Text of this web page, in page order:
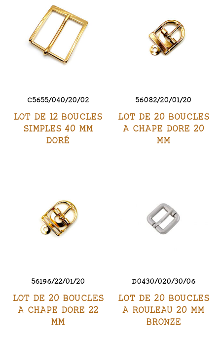
C5655/040/20/02
LOT DE 12 BOUCLES
SIMPLES 40 MM
DORÉ
56082/20/01/20
LOT DE 20 BOUCLES
A CHAPE DORE 20
MM
56196/22/01/20
LOT DE 20 BOUCLES
A CHAPE DORE 22
MM
D0430/020/30/06
LOT DE 20 BOUCLES
A ROULEAU 20 MM
BRONZE